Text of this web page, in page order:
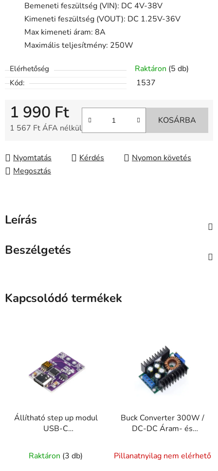
Bemeneti feszültség (VIN): DC 4V-38V
Kimeneti feszültség (VOUT): DC 1.25V-36V
Max kimeneti áram: 8A
Maximális teljesítmény: 250W
Elérhetőség Raktáron (5 db)
Kód: 1537
1 990 Ft
1 567 Ft ÁFA nélkül
KOSÁRBA
Nyomtatás Kérdés
Nyomon követés
Megosztás
Leírás
Beszélgetés
Kapcsolódó termékek
Állítható step up modul
USB-C
PD QC
Raktáron (3 db)
Buck Converter 300W /
DC-DC Áram- és
modul 9A
Pillanatnyilag nem elérhető